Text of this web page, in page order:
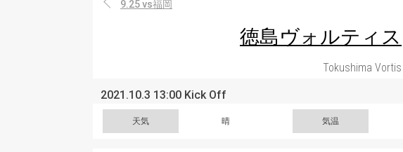
9.25 vs福岡
徳島ヴォルティス
Tokushima Vortis
2021.10.3 13:00 Kick Off
天気 晴 気温